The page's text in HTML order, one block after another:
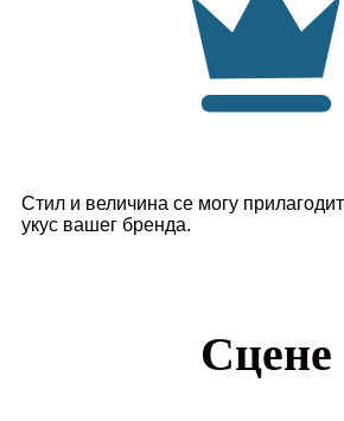
Стил и величина се могу
укус вашег бренда.
Сцене